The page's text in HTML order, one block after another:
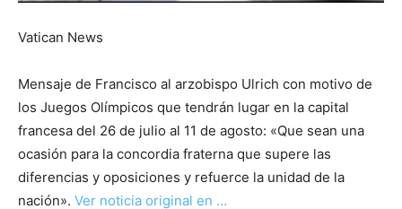
Vatican News
Mensaje de Francisco al arzobispo Ulrich con motivo de
los Juegos Olímpicos que tendrán lugar en la capital
francesa del 26 de julio al 11 de agosto: «Que sean una
ocasión para la concordia fraterna que supere las
diferencias y oposiciones y refuerce la unidad de la
nación». Ver noticia original en …